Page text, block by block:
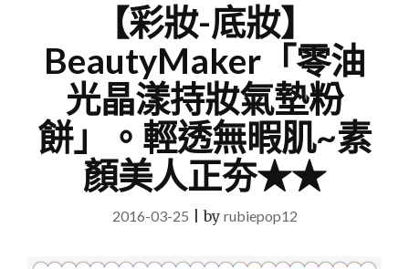
【彩妝-底妝】
BeautyMaker「零油
光晶漾持妝氣墊粉
餅」。輕透無暇肌~素
顏美人正夯★★
2016-03-25 |by rubiepop12